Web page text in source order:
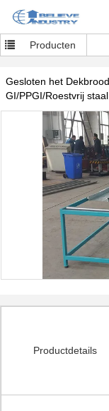
Producten
Gesloten het
GI/PPGI/Roestvrij
Productdetails